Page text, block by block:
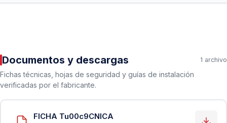
Documentos y descargas 1 archivo
Fichas técnicas, hojas de seguridad y guías de instalación
verificadas por el fabricante.
FICHA Tu00c9CNICA